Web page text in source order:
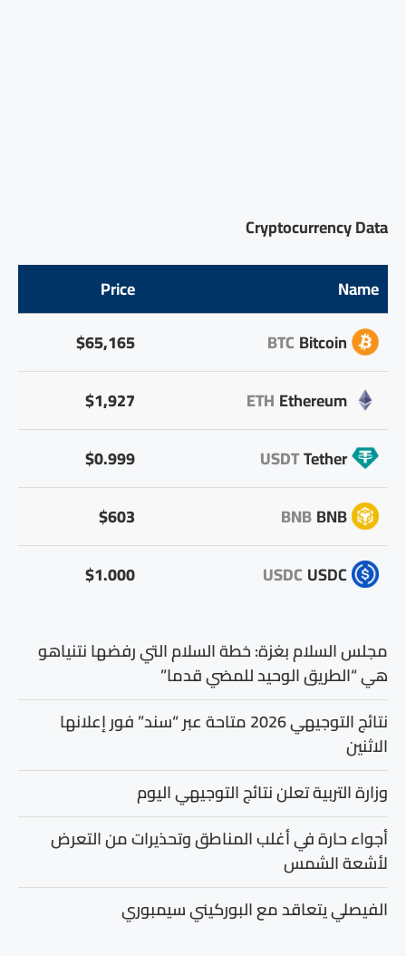
Cryptocurrency Data
Name
Price
Bitcoin
BTC
$65,165
Ethereum
ETH
$1,927
Tether
USDT
$0.999
BNB
BNB
$603
USDC
USDC
$1.000
مجلس السلام بغزة: خطة السلام التي رفضها نتنياهو
هي “الطريق الوحيد للمضي قدما”
نتائج التوجيهي 2026 متاحة عبر “سند” فور إعلانها
الاثنين
وزارة التربية تعلن نتائج التوجيهي اليوم
أجواء حارة في أغلب المناطق وتحذيرات من التعرض
لأشعة الشمس
الفيصلي يتعاقد مع البوركيني سيمبوري